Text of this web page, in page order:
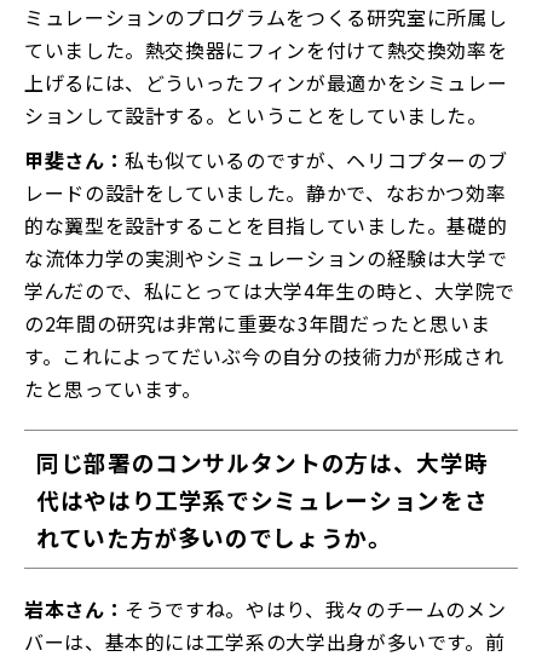
ミュレーションのプログラムをつくる研究室に所属し
ていました。熱交換器にフィンを付けて熱交換効率を
上げるには、どういったフィンが最適かをシミュレー
ションして設計する。ということをしていました。
甲斐さん：私も似ているのですが、ヘリコプターのブ
レードの設計をしていました。静かで、なおかつ効率
的な翼型を設計することを目指していました。基礎的
な流体力学の実測やシミュレーションの経験は大学で
学んだので、私にとっては大学4年生の時と、大学院で
の2年間の研究は非常に重要な3年間だったと思いま
す。これによってだいぶ今の自分の技術力が形成され
たと思っています。
同じ部署のコンサルタントの方は、大学時
代はやはり工学系でシミュレーションをさ
れていた方が多いのでしょうか。
岩本さん： そうですね。やはり、我々のチームのメン
バーは、基本的には工学系の大学出身が多いです。前